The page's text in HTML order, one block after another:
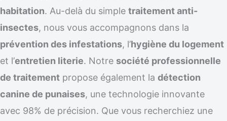
habitation. Au-delà du simple traitement anti-
insectes, nous vous accompagnons dans la
prévention des infestations, l’hygiène du logement
et l’entretien literie. Notre société professionnelle
de traitement propose également la détection
canine de punaises, une technologie innovante
avec 98% de précision. Que vous recherchiez une